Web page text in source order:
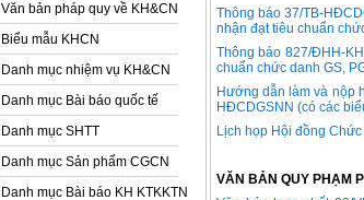
Văn bản pháp quy về KH&CN
Biểu mẫu KHCN
Danh mục nhiệm vụ KH&CN
Danh mục Bài báo quốc tế
Danh mục SHTT
Danh mục Sản phẩm CGCN
Danh mục Bài báo KH KTKKTN
Thông báo 37/TB-
nhận đạt tiêu chuẩn
Thông báo 827/ĐHH-
chuẩn chức danh GS,
Hướng dẫn làm và nộp
HĐCDGSNN (có các
Lịch họp Hội đồng
VĂN BẢN QUY PHẠM